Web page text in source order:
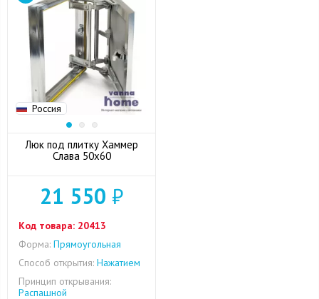
Россия
Люк под плитку Хаммер
Слава 50x60
21 550 ₽
Код товара: 20413
Форма: Прямоугольная
Способ открытия: Нажатием
Принцип открывания:
Распашной